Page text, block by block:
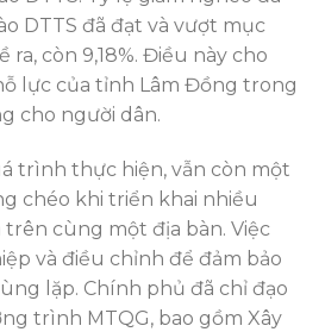
DTTS đã đạt và vượt mục
còn 9,18%. Điều này cho
lực của tỉnh Lâm Đồng trong
cho người dân.
trình thực hiện, vẫn còn một
chéo khi triển khai nhiều
cùng một địa bàn. Việc
và điều chỉnh để đảm bảo
lặp. Chính phủ đã chỉ đạo
trình MTQG, bao gồm Xây